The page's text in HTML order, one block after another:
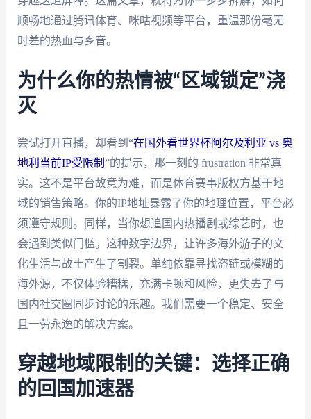
顺畅地通过腾讯体育、咪咕视频等平台，重温那份毫无
时差的热血与乡音。
为什么你的热情被“区域锁定”浇
灭
尝试打开直播，却看到“在国外看世界杯阿尔及利亚 vs 奥
地利当前IP受限制 ”的提示，那一刻的 frustration 非常真
实。这不是平台故意为难，而是体育赛事版权方基于地
域的销售策略。你的IP地址暴露了你的地理位置，平台必
须遵守规则。同样，当你想追国内热播剧或综艺时，也
会遇到类似门槛。这种数字边界，让许多海外游子的文
化生活与故土产生了割裂。单纯依靠寻找盗链或模糊的
海外源，不仅体验糟糕，充满卡顿和风险，更失去了与
国内社交圈同步讨论的乐趣。我们需要一个稳定、安全
且一劳永逸的解决方案。
穿越地域限制的关键：选择正确
的回国加速器